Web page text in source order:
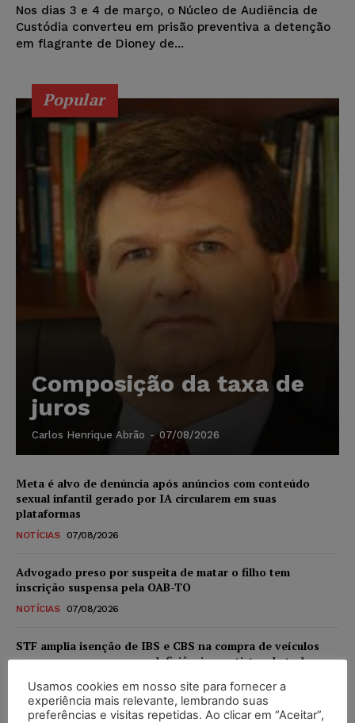
Nos dias 3 e 4 de março, o Núcleo de Audiência de
Custódia converteu em prisão preventiva a detenção
em flagrante de Dioney de...
Popular
Composição da taxa de
juros
Carlos Henrique Abrão - 07/08/2026
Meta é alvo de denúncia após anúncios com conteúdo
sexual infantil gerado por IA circularem em suas
plataformas
NOTÍCIAS 07/08/2026
Advogado preso por suspeita de matar o filho tem
inscrição suspensa pela OAB-TO
NOTÍCIAS 07/08/2026
STF amplia isenção de IBS e CBS na compra de veículos
novos para pessoas com deficiência e autistas de todos os
DIREITO TRIBUTÁRIO 07/08/2026
Usamos cookies em nosso site para fornecer a
experiência mais relevante, lembrando suas
preferências e visitas repetidas. Ao clicar em “Aceitar”,